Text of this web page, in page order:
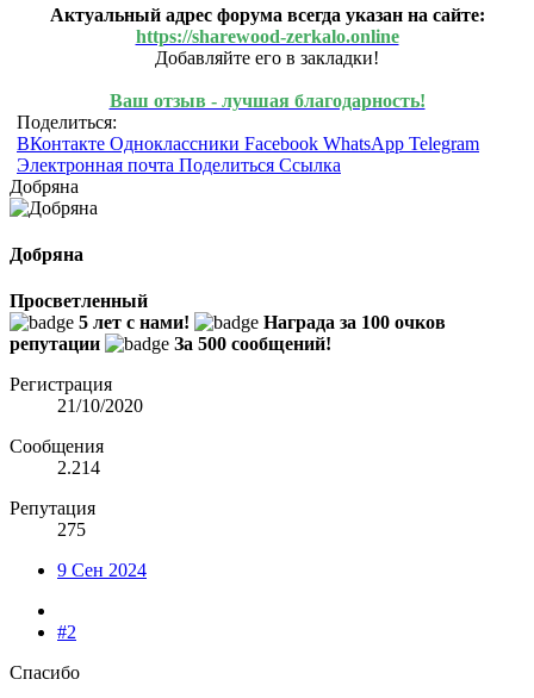
Актуальный адрес форума всегда указан на сайте:
https://sharewood-zerkalo.online
Добавляйте его в закладки!
Ваш отзыв - лучшая благодарность!
Поделиться:
ВКонтакте Одноклассники Facebook WhatsApp Telegram
Электронная почта Поделиться Ссылка
Добряна
Добряна
Просветленный
5 лет с нами!
Награда за 100 очков
репутации
За 500 сообщений!
Регистрация
21/10/2020
Сообщения
2.214
Репутация
275
9 Сен 2024
#2
Спасибо